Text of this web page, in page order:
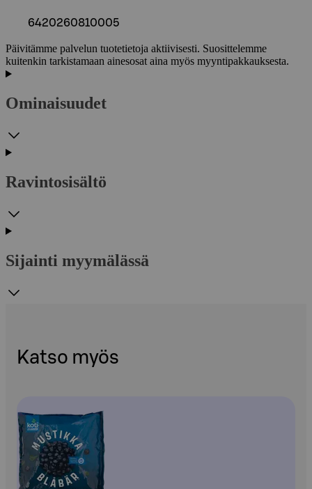
6420260810005
Päivitämme palvelun tuotetietoja aktiivisesti. Suosittelemme
kuitenkin tarkistamaan ainesosat aina myös myyntipakkauksesta.
Ominaisuudet
Ravintosisältö
Sijainti myymälässä
Katso myös